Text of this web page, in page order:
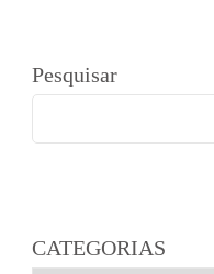
Pesquisar
CATEGORIAS